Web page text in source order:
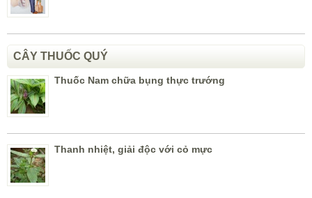
CÂY THUỐC QUÝ
Thuốc Nam chữa bụng thực trướng
Thanh nhiệt, giải độc với cỏ mực